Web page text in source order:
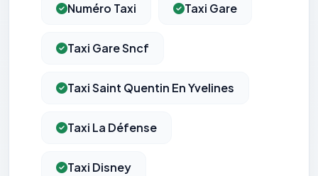
Numéro Taxi Taxi Gare
Taxi Gare Sncf
Taxi Saint Quentin En Yvelines
Taxi La Défense
Taxi Disney